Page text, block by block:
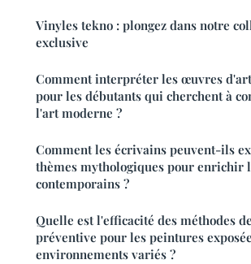
Vinyles tekno : plongez dans notre
exclusive
Comment interpréter les œuvres
pour les débutants qui cherchent à
l'art moderne ?
Comment les écrivains peuvent-ils
thèmes mythologiques pour enrichir
contemporains ?
Quelle est l'efficacité des méthodes
préventive pour les peintures
environnements variés ?